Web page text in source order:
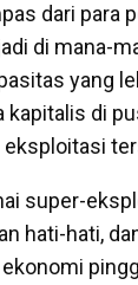
dari para
di mana-
yang
kapitalis di
eksploitasi
super-
hati-hati,